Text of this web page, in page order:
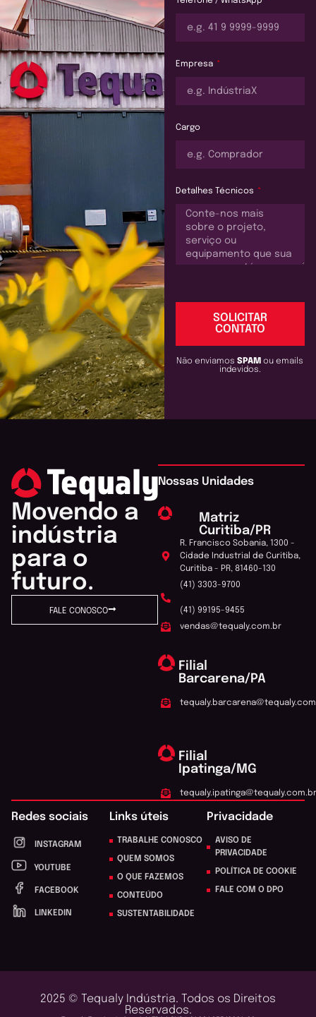
Empresa
Cargo
Detalhes Técnicos
SOLICITAR
CONTATO
Não enviamosSPAMou emails
indevidos.
Movendo a
indústria
para o
futuro.
FALE CONOSCO
Nossas Unidades
Matriz
Curitiba/PR
R. Francisco Sobania, 1300 -
Cidade Industrial de Curitiba,
Curitiba - PR, 81460-130
(41) 3303-9700
(41) 99195-9455
vendas@tequaly.com.br
Filial
Barcarena/PA
Filial
Ipatinga/MG
tequaly.ipatinga@tequaly.com.br
Redes sociais
INSTAGRAM
YOUTUBE
FACEBOOK
LINKEDIN
Links úteis
TRABALHE CONOSCO
QUEM SOMOS
O QUE FAZEMOS
CONTEÚDO
SUSTENTABILIDADE
Privacidade
AVISO DE
PRIVACIDADE
POLÍTICA DE COOKIE
FALE COM O DPO
2025 © Tequaly Indústria. Todos os Direitos
Reservados.